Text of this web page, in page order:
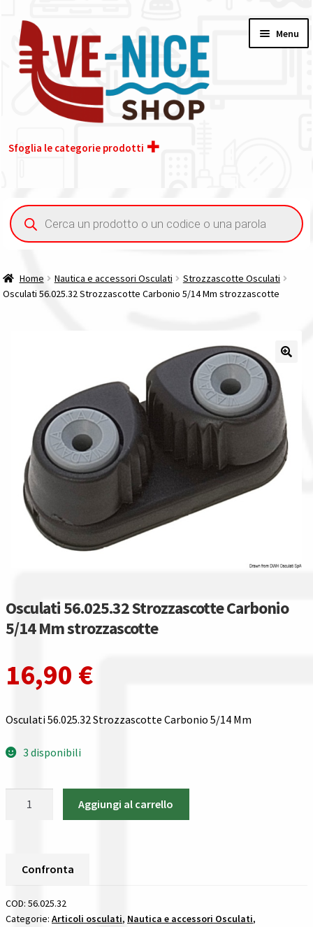
alla
navigazione
contenuto
Menu
Sfoglia le categorie prodotti
Acquisto iva 4% (agevolata)
Contatti
Condizioni generali
Acquisti in rete pubblica amministrazione
Assicurazione integrativa Garanzia3
Bonus fiscali 2025
Gestione resi
Guida all’utilizzo del sito
Ricerca
prodotti
Home Nautica e accessori Osculati
Strozzascotte Osculati
Osculati 56.025.32 Strozzascotte Carbonio 5/14 Mm strozzascotte
Osculati 56.025.32 Strozzascotte Carbonio
5/14 Mm strozzascotte
16,90 €
Osculati 56.025.32 Strozzascotte Carbonio 5/14 Mm
3 disponibili
5/14
strozzascotte
quantità
Aggiungi al carrello
Confronta
COD: 56.025.32
Categorie: Articoli osculati, Nautica e accessori Osculati,